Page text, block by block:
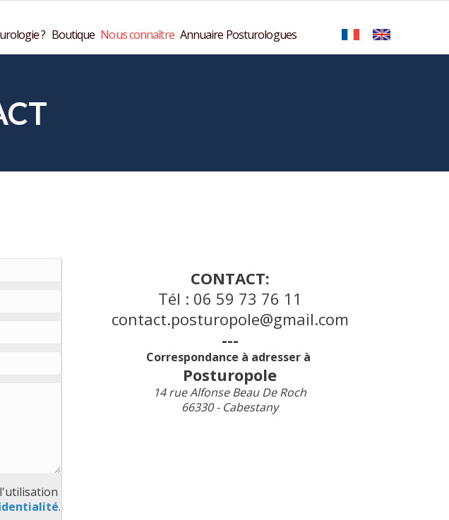
? Boutique Nous connaître Annuaire Posturologues
.
CONTACT:
Tél : 06 59 73 76 11
contact.posturopole@gmail.com
---
Correspondance à adresser à
Posturopole
14 rue Alfonse Beau De Roch
66330 - Cabestany